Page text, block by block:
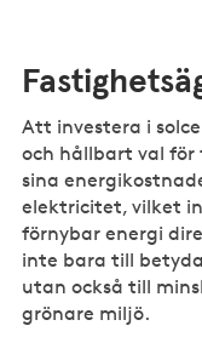
Att investera i
och hållbart val för
sina
elektricitet, vilket
förnybar energi
inte bara till
utan också till
grönare miljö.